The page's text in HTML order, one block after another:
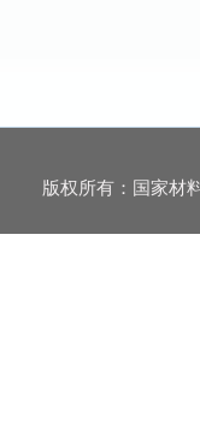
版权所有：国家材